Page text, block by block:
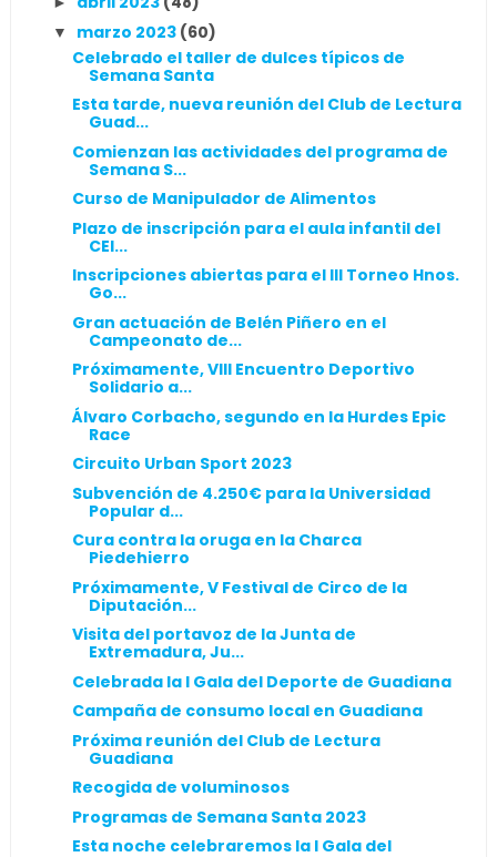
▼ marzo 2023 (60)
Celebrado el taller de dulces típicos de
Semana Santa
Esta tarde, nueva reunión del Club de Lectura
Guad...
Comienzan las actividades del programa de
Semana S...
Curso de Manipulador de Alimentos
Plazo de inscripción para el aula infantil del
CEI...
Inscripciones abiertas para el III Torneo Hnos.
Go...
Gran actuación de Belén Piñero en el
Campeonato de...
Próximamente, VIII Encuentro Deportivo
Solidario a...
Álvaro Corbacho, segundo en la Hurdes Epic
Race
Circuito Urban Sport 2023
Subvención de 4.250€ para la Universidad
Popular d...
Cura contra la oruga en la Charca
Piedehierro
Próximamente, V Festival de Circo de la
Diputación...
Visita del portavoz de la Junta de
Extremadura, Ju...
Celebrada la I Gala del Deporte de Guadiana
Campaña de consumo local en Guadiana
Próxima reunión del Club de Lectura
Guadiana
Recogida de voluminosos
Programas de Semana Santa 2023
Esta noche celebraremos la I Gala del